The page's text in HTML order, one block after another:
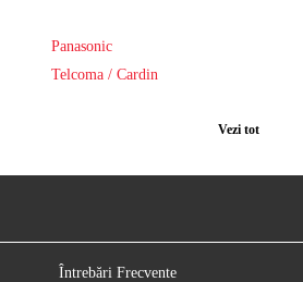
Panasonic
Telcoma / Cardin
Vezi tot
Întrebări Frecvente